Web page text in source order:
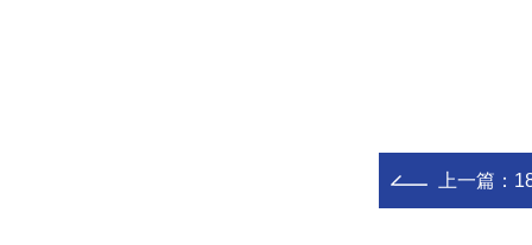
上一篇：